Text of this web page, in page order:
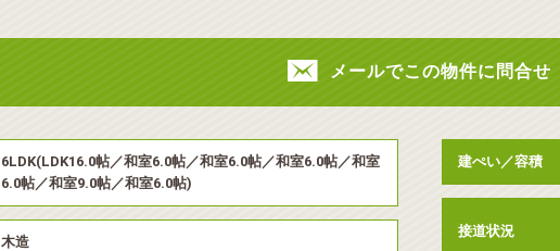
メールでこの物件に問合せ
6LDK(LDK16.0帖／和室6.0帖／和室6.0帖／和室6.0帖／和室
6.0帖／和室9.0帖／和室6.0帖)
木造
建ぺい／容積
接道状況